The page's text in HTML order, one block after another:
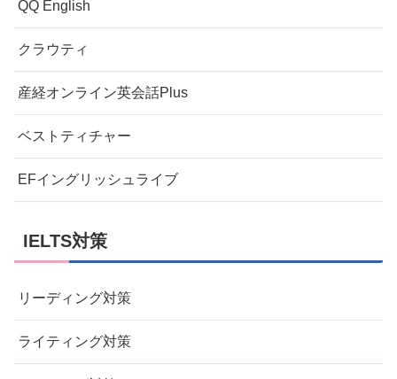
QQ English
クラウティ
産経オンライン英会話Plus
ベストティチャー
EFイングリッシュライブ
IELTS対策
リーディング対策
ライティング対策